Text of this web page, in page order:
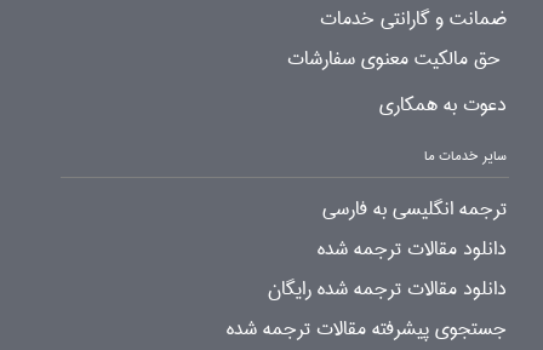
ضمانت و گارانتی خدمات
حق مالکیت معنوی سفارشات
دعوت به همکاری
سایر خدمات ما
ترجمه انگلیسی به فارسی
دانلود مقالات ترجمه شده
دانلود مقالات ترجمه شده رایگان
جستجوی پیشرفته مقالات ترجمه شده